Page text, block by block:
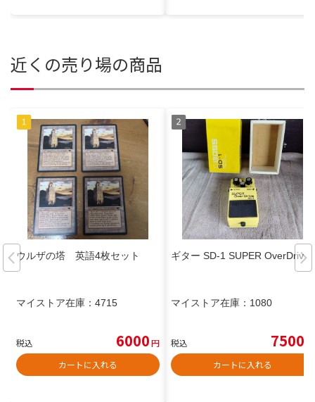
近くの売り場の商品
ウルザの塔 英語4枚セット
マイストア在庫： 4715
税込 6000円
カートに入れる
ギター SD-1 SUPER OverDrive
マイストア在庫： 1080
税込 7500
カートに入れる